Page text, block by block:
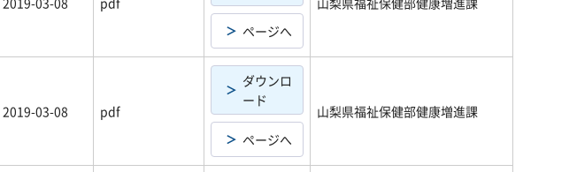
ページへ
2019-03-08 pdf
ダウンロ
ード
ページへ
山梨県福祉保健部健康増進課